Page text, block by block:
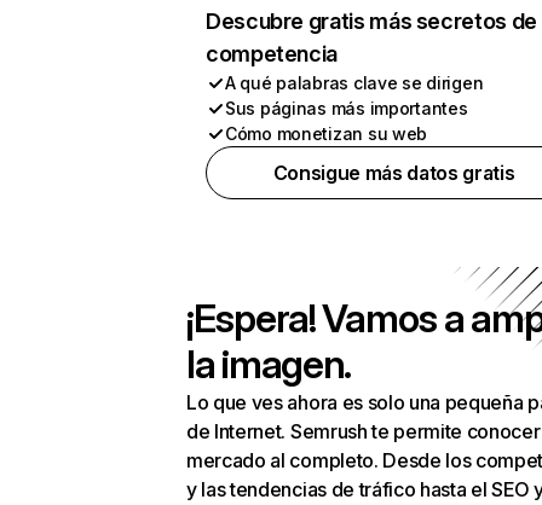
Descubre gratis más secretos de
competencia
A qué palabras clave se dirigen
Sus páginas más importantes
Cómo monetizan su web
Consigue más datos gratis
¡Espera! Vamos a
la imagen.
Lo que ves ahora es solo una pequeña
de Internet. Semrush te permite
mercado al completo. Desde los
y las tendencias de tráfico hasta el SEO